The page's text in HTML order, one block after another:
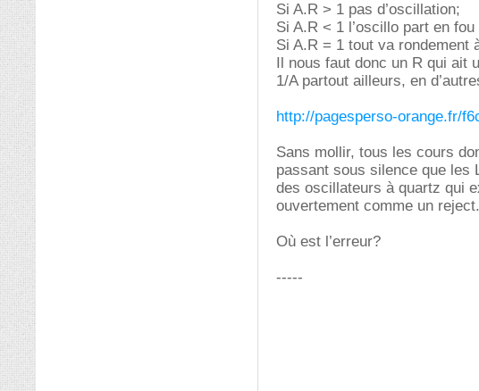
Si A.R > 1 pas d’oscillation;
Si A.R < 1 l’oscillo part en
Si A.R = 1 tout va rondement
Il nous faut donc un R qui ait
1/A partout ailleurs, en
http://pagesperso-orange.fr/
Sans mollir, tous les cours
passant sous silence que les
des oscillateurs à quartz qui
ouvertement comme un reject.
Où est l’erreur?
-----